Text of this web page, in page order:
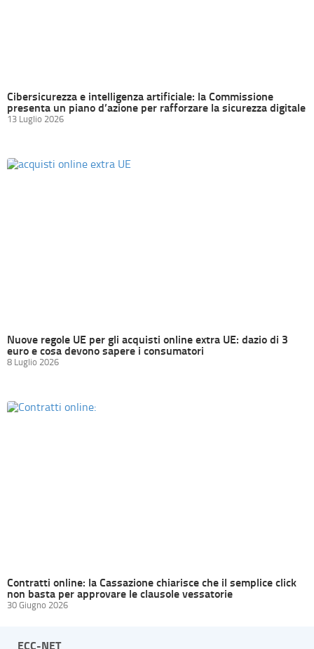
Cibersicurezza e intelligenza artificiale: la Commissione
presenta un piano d’azione per rafforzare la sicurezza digitale
13 Luglio 2026
Nuove regole UE per gli acquisti online extra UE: dazio di 3
euro e cosa devono sapere i consumatori
8 Luglio 2026
Contratti online: la Cassazione chiarisce che il semplice click
non basta per approvare le clausole vessatorie
30 Giugno 2026
ECC-NET